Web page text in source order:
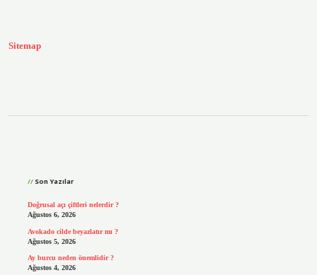
Sitemap
Son Yazılar
Doğrusal açı çiftleri nelerdir ?
Ağustos 6, 2026
Avokado cilde beyazlatır mı ?
Ağustos 5, 2026
Ay burcu neden önemlidir ?
Ağustos 4, 2026